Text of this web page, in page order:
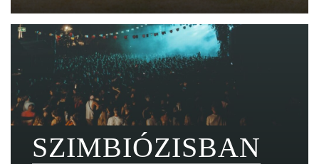
SZIMBIÓZISBAN